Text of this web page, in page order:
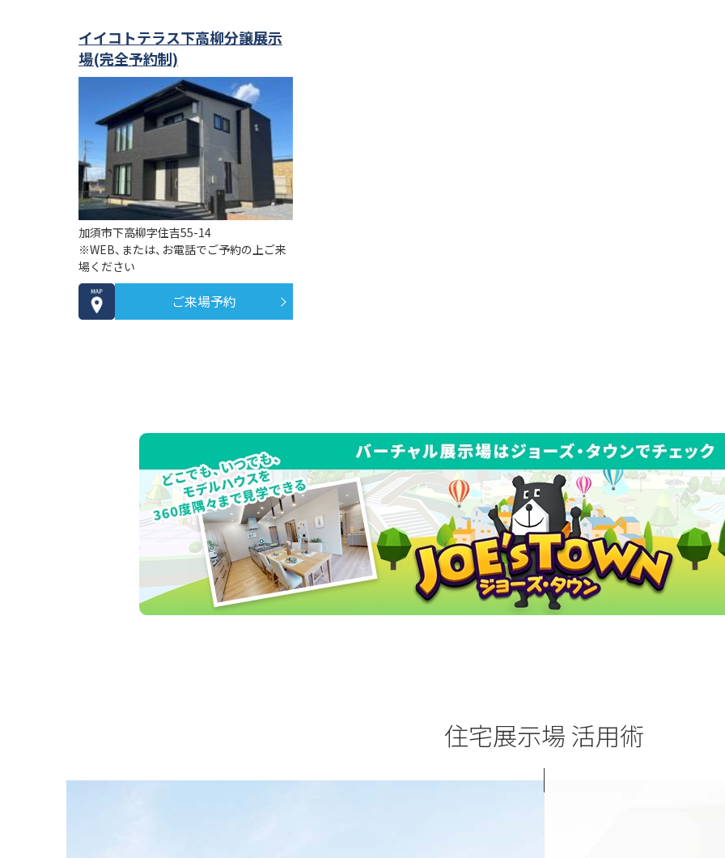
イイコトテラス下高柳分譲展示
場(完全予約制)
加須市下高柳字住吉55-14
※WEB、または、お電話でご予約の上ご来
場ください
ご来場予約
住宅展示場 活用術